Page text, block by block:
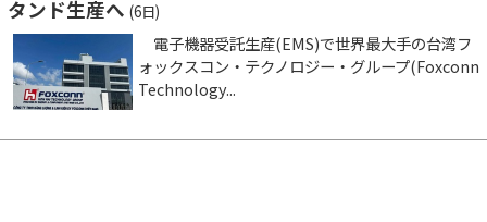
タンド生産へ (6日)
電子機器受託生産(EMS)で世界最大手の台湾フ
ォックスコン・テクノロジー・グループ(Foxconn
Technology...